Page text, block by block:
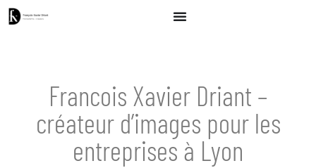
Francois Xavier Driant –
créateur d’images pour les
entreprises à Lyon